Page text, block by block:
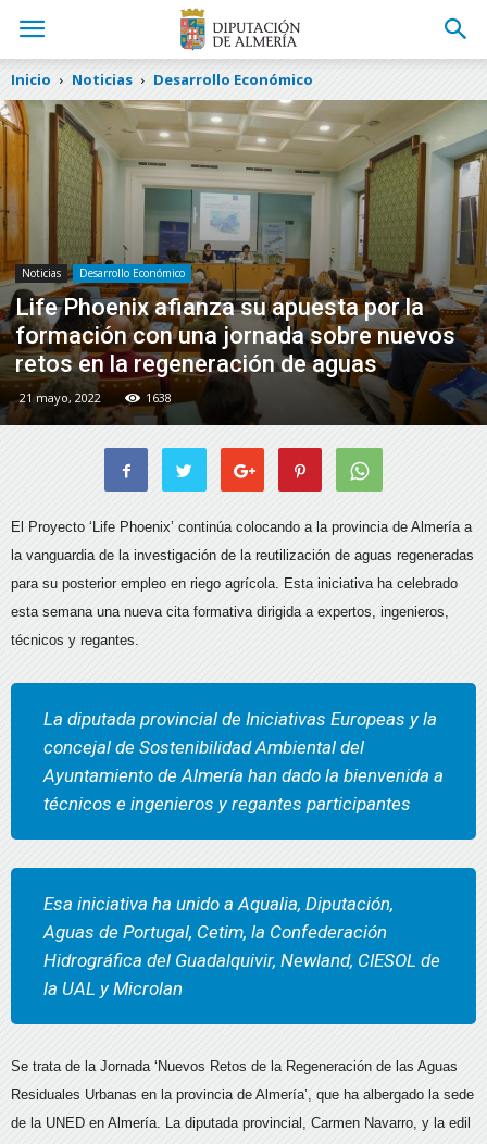
Inicio Noticias Desarrollo Económico
Noticias Desarrollo Económico
Life Phoenix afianza su apuesta por la
formación con una jornada sobre nuevos
retos en la regeneración de aguas
21 mayo, 2022 1638
El Proyecto ‘Life Phoenix’ continúa colocando a la provincia de Almería a
la vanguardia de la investigación de la reutilización de aguas regeneradas
para su posterior empleo en riego agrícola. Esta iniciativa ha celebrado
esta semana una nueva cita formativa dirigida a expertos, ingenieros,
técnicos y regantes.
La diputada provincial de Iniciativas Europeas y la
concejal de Sostenibilidad Ambiental del
Ayuntamiento de Almería han dado la bienvenida a
técnicos e ingenieros y regantes participantes
Esa iniciativa ha unido a Aqualia, Diputación,
Aguas de Portugal, Cetim, la Confederación
Hidrográfica del Guadalquivir, Newland, CIESOL de
la UAL y Microlan
Se trata de la Jornada ‘Nuevos Retos de la Regeneración de las Aguas
Residuales Urbanas en la provincia de Almería’, que ha albergado la sede
de la UNED en Almería. La diputada provincial, Carmen Navarro, y la edil